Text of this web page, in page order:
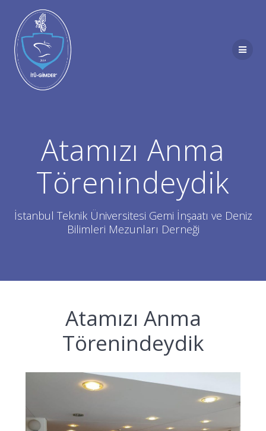
Atamızı Anma
Törenindeydik
İstanbul Teknik Üniversitesi Gemi İnşaatı ve Deniz
Bilimleri Mezunları Derneği
Atamızı Anma
Törenindeydik